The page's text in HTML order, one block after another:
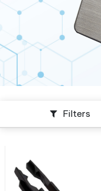
Filters